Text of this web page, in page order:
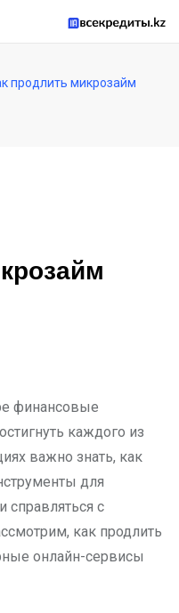
продлить микрозайм
каждого из
важно знать, как
для
с
как продлить
онлайн-сервисы